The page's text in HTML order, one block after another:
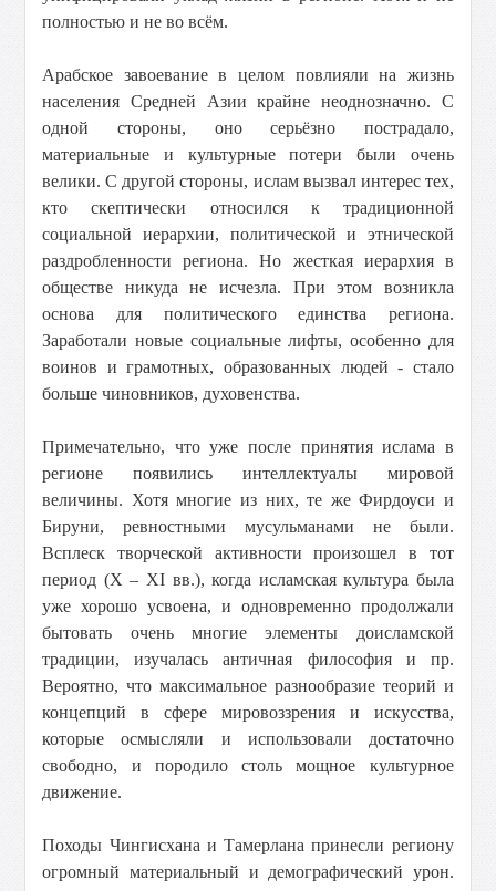
полностью и не во всём.
Арабское завоевание в целом повлияли на жизнь
населения Средней Азии крайне неоднозначно. С
одной стороны, оно серьёзно пострадало,
материальные и культурные потери были очень
велики. С другой стороны, ислам вызвал интерес тех,
кто скептически относился к традиционной
социальной иерархии, политической и этнической
раздробленности региона. Но жесткая иерархия в
обществе никуда не исчезла. При этом возникла
основа для политического единства региона.
Заработали новые социальные лифты, особенно для
воинов и грамотных, образованных людей - cтало
больше чиновников, духовенства.
Примечательно, что уже после принятия ислама в
регионе появились интеллектуалы мировой
величины. Хотя многие из них, те же Фирдоуси и
Бируни, ревностными мусульманами не были.
Всплеск творческой активности произошел в тот
период (X – XI вв.), когда исламская культура была
уже хорошо усвоена, и одновременно продолжали
бытовать очень многие элементы доисламской
традиции, изучалась античная философия и пр.
Вероятно, что максимальное разнообразие теорий и
концепций в сфере мировоззрения и искусства,
которые осмысляли и использовали достаточно
свободно, и породило столь мощное культурное
движение.
Походы Чингисхана и Тамерлана принесли региону
огромный материальный и демографический урон.